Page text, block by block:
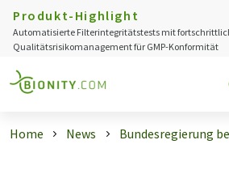
Produkt-Highlight
Automatisierte Filterintegritätstests mit
Qualitätsrisikomanagement für GMP-Konformität
Home News Bundesregierung